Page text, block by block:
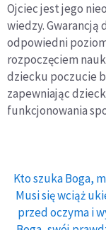
Ojciec jest jego
wiedzy. Gwarancją
odpowiedni
rozpoczęciem
dziecku poczucie
zapewniając
funkcjonowania
Kto szuka Boga,
Musi się wciąż
przed oczyma i